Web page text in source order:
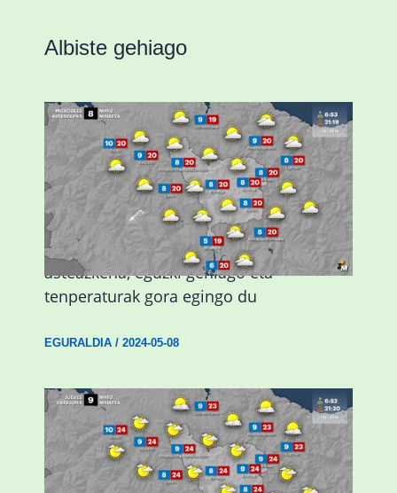
Albiste gehiago
Eguraldiak hobera egingo du gaur,
asteazkena, eguzki gehiago eta
tenperaturak gora egingo du
EGURALDIA/ 2024-05-08